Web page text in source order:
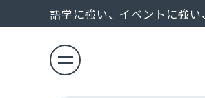
語学に強い、イベントに強い